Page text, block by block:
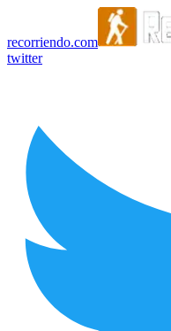
recorriendo.com
twitter